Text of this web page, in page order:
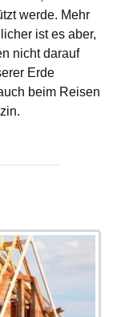
werde. Mehr
ist es aber,
nicht darauf
Erde
beim Reisen